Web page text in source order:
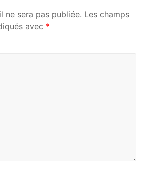
ne sera pas publiée. Les champs
avec *